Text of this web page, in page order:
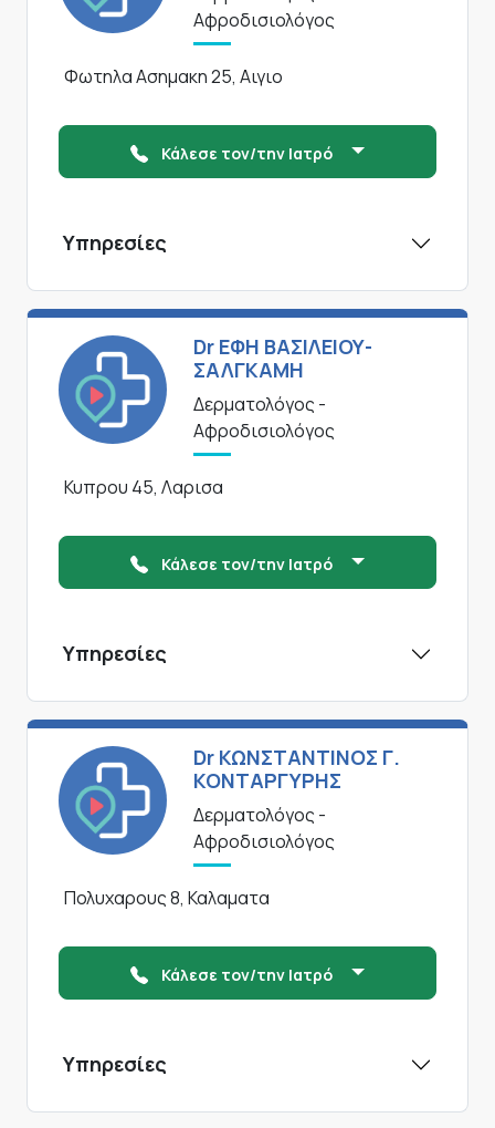
Αφροδισιολόγος
Φωτηλα Ασημακη 25, Αιγιο
Κάλεσε τον/την Ιατρό
Υπηρεσίες
Dr ΕΦΗ ΒΑΣΙΛΕΙΟΥ-
ΣΑΛΓΚΑΜΗ
Δερματολόγος -
Αφροδισιολόγος
Κυπρου 45, Λαρισα
Κάλεσε τον/την Ιατρό
Υπηρεσίες
Dr ΚΩΝΣΤΑΝΤΙΝΟΣ Γ.
ΚΟΝΤΑΡΓΥΡΗΣ
Δερματολόγος -
Αφροδισιολόγος
Πολυχαρους 8, Καλαματα
Κάλεσε τον/την Ιατρό
Υπηρεσίες